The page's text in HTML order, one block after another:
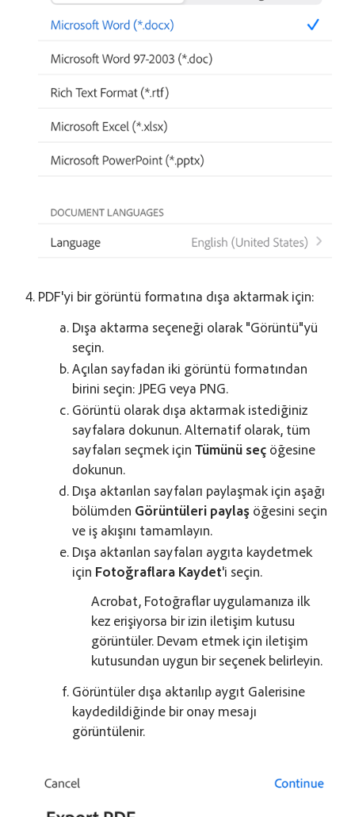
PDF'yi bir görüntü formatına dışa aktarmak için:
Dışa aktarma seçeneği olarak "Görüntü"yü
seçin.
Açılan sayfadan iki görüntü formatından
birini seçin: JPEG veya PNG.
Görüntü olarak dışa aktarmak istediğiniz
sayfalara dokunun. Alternatif olarak, tüm
sayfaları seçmek içinTümünü seç öğesine
dokunun.
Dışa aktarılan sayfaları paylaşmak için aşağı
bölümden Görüntüleri paylaş öğesini seçin
ve iş akışını tamamlayın.
Dışa aktarılan sayfaları aygıta kaydetmek
için Fotoğraflara Kaydet'i seçin.
Acrobat, Fotoğraflar uygulamanıza ilk
kez erişiyorsa bir izin iletişim kutusu
görüntüler. Devam etmek için iletişim
kutusundan uygun bir seçenek belirleyin.
Görüntüler dışa aktarılıp aygıt Galerisine
kaydedildiğinde bir onay mesajı
görüntülenir.